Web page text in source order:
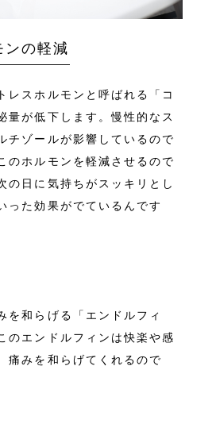
ンの軽減
レスホルモンと呼ばれる「コ
量が低下します。慢性的なス
チゾールが影響しているので
のホルモンを軽減させるので
の日に気持ちがスッキリとし
った効果がでているんです
を和らげる「エンドルフィ
のエンドルフィンは快楽や感
痛みを和らげてくれるので